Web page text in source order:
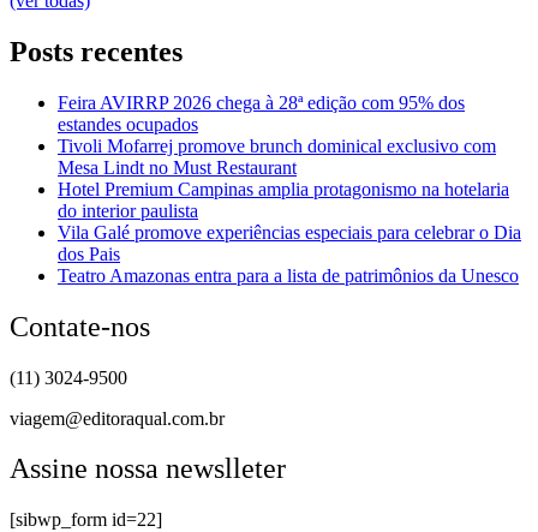
Posts recentes
Feira AVIRRP 2026 chega à 28ª edição com 95% dos
estandes ocupados
Tivoli Mofarrej promove brunch dominical exclusivo com
Mesa Lindt no Must Restaurant
Hotel Premium Campinas amplia protagonismo na hotelaria
do interior paulista
Vila Galé promove experiências especiais para celebrar o Dia
dos Pais
Teatro Amazonas entra para a lista de patrimônios da Unesco
Contate-nos
(11) 3024-9500
viagem@editoraqual.com.br
Assine nossa newslleter
[sibwp_form id=22]